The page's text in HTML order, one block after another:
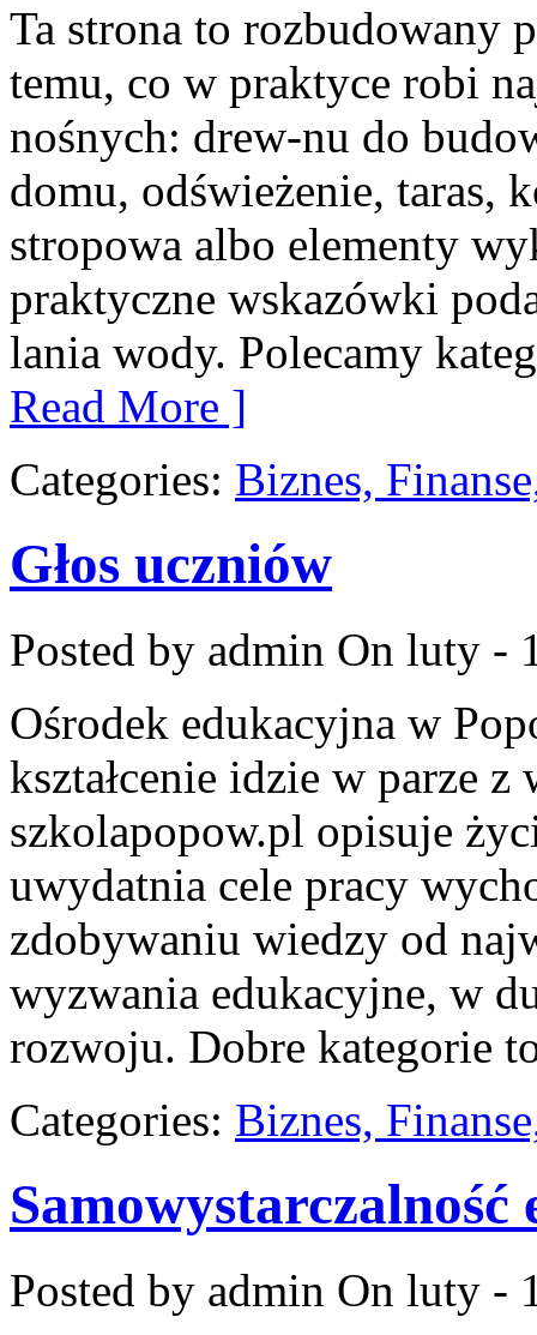
Ta strona to rozbudowany
temu, co w praktyce robi
nośnych: drew-nu do
domu, odświeżenie, taras,
stropowa albo elementy
praktyczne wskazówki
lania wody. Polecamy
Read More ]
Categories: Biznes,
Głos uczniów
Posted by admin On luty -
Ośrodek edukacyjna w
kształcenie idzie w parze
szkolapopow.pl opisuje
uwydatnia cele pracy
zdobywaniu wiedzy od
wyzwania edukacyjne, w
rozwoju. Dobre kategorie
Categories: Biznes,
Samowystarczalność
Posted by admin On luty -